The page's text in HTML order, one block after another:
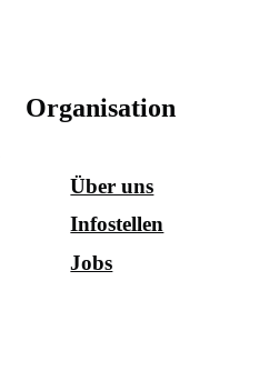
Organisation
Über uns
Infostellen
Jobs